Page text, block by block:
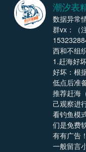
潮汐表
数据异常
群vx：（
西和不组
1.赶海好
好坏：根
低点后准
推荐赶海
己观察进
看钓鱼模
们是免费
有有广告
一般留言